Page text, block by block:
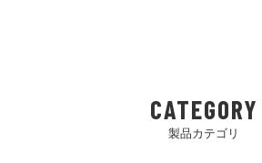
CATEGORY
製品カテゴリ